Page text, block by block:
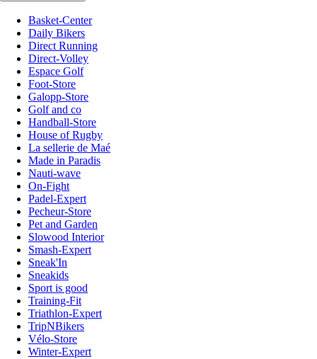
Basket-Center
Daily Bikers
Direct Running
Direct-Volley
Espace Golf
Foot-Store
Galopp-Store
Golf and co
Handball-Store
House of Rugby
La sellerie de Maé
Made in Paradis
Nauti-wave
On-Fight
Padel-Expert
Pecheur-Store
Pet and Garden
Slowood Interior
Smash-Expert
Sneak'In
Sneakids
Sport is good
Training-Fit
Triathlon-Expert
TripNBikers
Vélo-Store
Winter-Expert